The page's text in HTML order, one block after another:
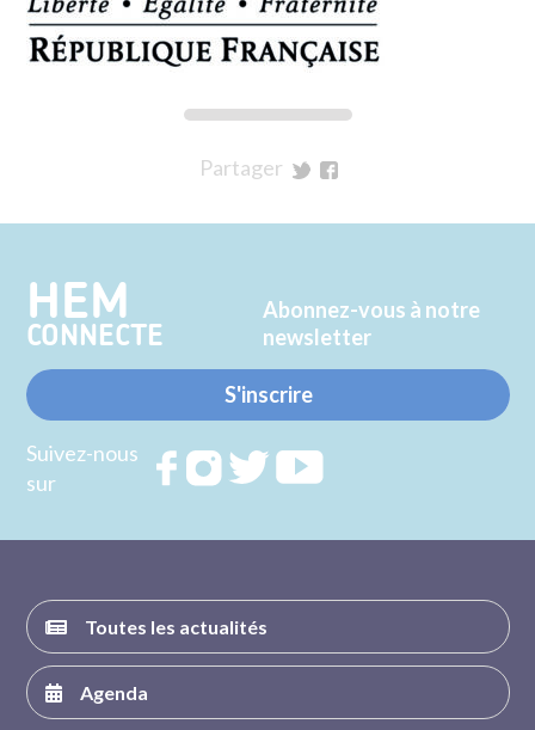
Partager
Twitter
Facebook
HEM
CONNECTE
Abonnez-vous à notre
newsletter
S'inscrire
Suivez-nous
sur
RejoignezRejoignezRejoignez
Toutes les actualités
Agenda